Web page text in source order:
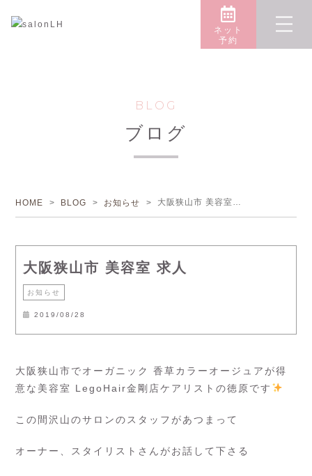
ネット
予約
BLOG
ブログ
HOME > BLOG > お知らせ > 大阪狭山市 美容室 求人
大阪狭山市 美容室 求人
お知らせ
2019/08/28
大阪狭山市でオーガニック 香草カラーオージュアが得
意な美容室 LegoHair金剛店ケアリストの徳原です
この間沢山のサロンのスタッフがあつまって
オーナー、スタイリストさんがお話して下さる